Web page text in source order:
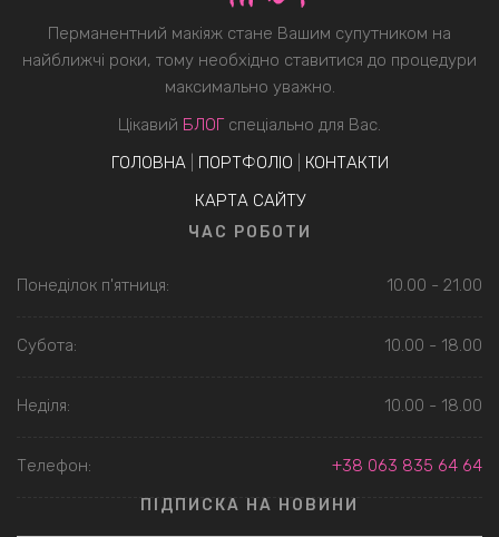
Перманентний макіяж стане Вашим супутником на
найближчі роки, тому необхідно ставитися до процедури
максимально уважно.
Цікавий БЛОГ спеціально для Вас.
ГОЛОВНА| ПОРТФОЛІО
КОНТАКТИ
КАРТА САЙТУ
ЧАС РОБОТИ
Понеділок п'ятниця: 10.00 - 21.00
Субота: 10.00 - 18.00
Неділя: 10.00 - 18.00
Телефон: +38 063 835 64 64
ПІДПИСКА НА НОВИНИ